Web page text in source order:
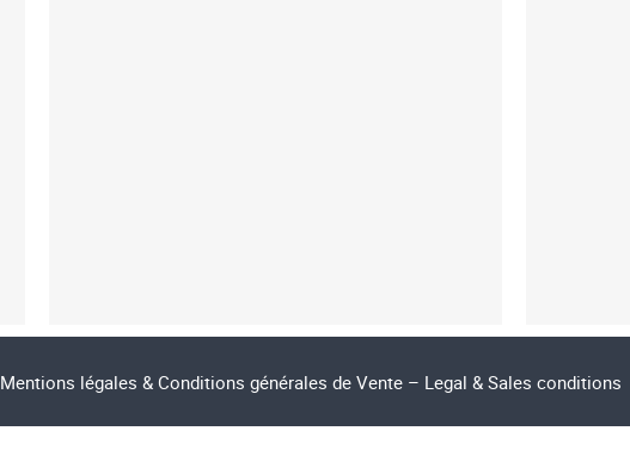
Mentions légales & Conditions générales de Vente – Legal & Sales conditions